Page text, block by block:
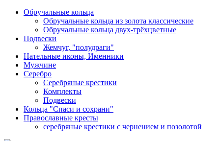
Обручальные кольца
Обручальные кольца из золота классические
Обручальные кольца двух-трёхцветные
Подвески
Жемчуг, "полудраги"
Нательные иконы, Именники
Мужчине
Серебро
Серебряные крестики
Комплекты
Подвески
Кольца "Спаси и сохрани"
Православные кресты
cеребряные крестики с чернением и позолотой